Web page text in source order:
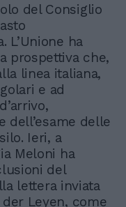
del Consiglio
L’Unione ha
prospettiva che,
linea italiana,
e ad
dell’esame delle
Ieri, a
Meloni ha
del
lettera inviata
Leyen, come